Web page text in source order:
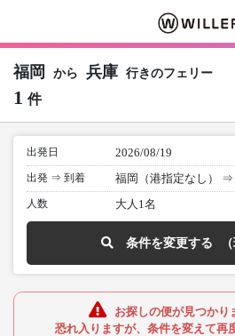
福岡 から 兵庫 行きのフェリー
1 件
出発日 2026/08/19
出発 ⇒ 到着 福岡（港指定なし） ⇒
人数 大人1名
条件を変更する
お探しの便が見つかり
恐れ入りますが、条件を変えて再